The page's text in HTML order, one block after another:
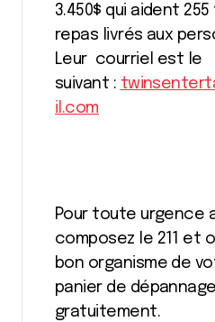
3.450$ qui aident
repas livrés aux
Leur courriel est le
suivant :
il.com
Pour toute urgence
composez le 211 et
bon organisme de
panier de
gratuitement.